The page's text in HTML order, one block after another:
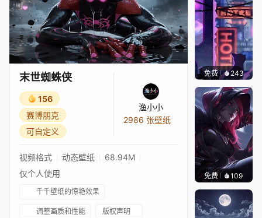
末世蜘蛛侠
156
赛博朋克
可自定义
渔小小
2986 张壁纸
视频格式 动态壁纸
68.94M
仅个人使用
千千壁纸的惊艳效果
调整画质和性能 版权声明
免费 243鲨鲨啊
免费 109Kyllar